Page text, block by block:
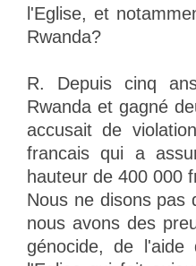
l'Eglise, et
Rwanda?
R. Depuis cinq
Rwanda et gagné
accusait de
francais qui a
hauteur de 400 000
Nous ne disons pas
nous avons des
génocide, de